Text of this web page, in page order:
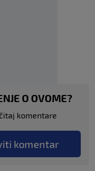
O OVOME?
komentare
komentar